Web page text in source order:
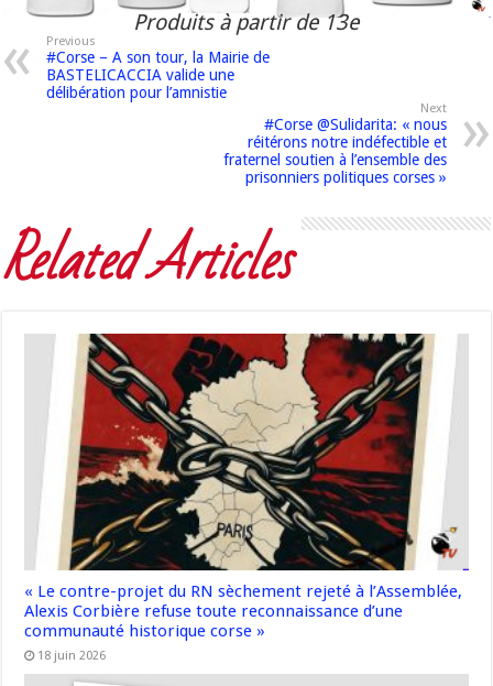
Produits à partir de 13e
Previous
#Corse – A son tour, la Mairie de
BASTELICACCIA valide une
délibération pour l’amnistie
Next
#Corse @Sulidarita: « nous
réitérons notre indéfectible et
fraternel soutien à l’ensemble des
prisonniers politiques corses »
Related Articles
« Le contre-projet du RN sèchement rejeté à l’Assemblée,
Alexis Corbière refuse toute reconnaissance d’une
communauté historique corse »
18 juin 2026